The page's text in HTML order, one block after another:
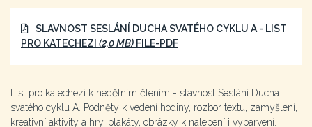
SLAVNOST SESLÁNÍ DUCHA SVATÉHO CYKLU A - LIST
PRO KATECHEZI (2,0 MB) FILE-PDF
List pro katechezi k nedělním čtením - slavnost Seslání Ducha
svatého cyklu A. Podněty k vedení hodiny, rozbor textu, zamyšlení,
kreativní aktivity a hry, plakáty, obrázky k nalepení i vybarvení.